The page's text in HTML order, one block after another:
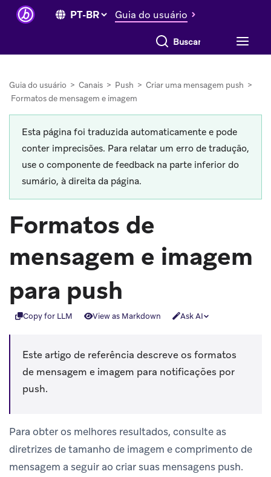
Guia do usuário
Buscar tudo
Guia do usuário > Canais > Push > Criar uma mensagem push >
Formatos de mensagem e imagem
Esta página foi traduzida automaticamente e pode
conter imprecisões. Para relatar um erro de tradução,
use o componente de feedback na parte inferior do
sumário, à direita da página.
Formatos de
mensagem e imagem
para push
Copy for LLM View as Markdown Ask AI
Este artigo de referência descreve os formatos
de mensagem e imagem para notificações por
push.
Para obter os melhores resultados, consulte as
diretrizes de tamanho de imagem e comprimento de
mensagem a seguir ao criar suas mensagens push.